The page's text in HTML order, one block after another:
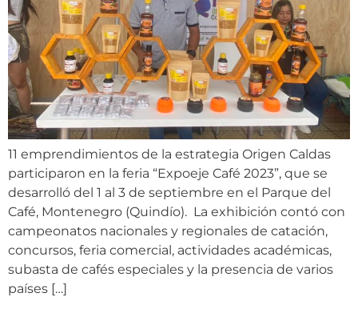
11 emprendimientos de la estrategia Origen Caldas
participaron en la feria “Expoeje Café 2023”, que se
desarrolló del 1 al 3 de septiembre en el Parque del
Café, Montenegro (Quindío). La exhibición contó con
campeonatos nacionales y regionales de catación,
concursos, feria comercial, actividades académicas,
subasta de cafés especiales y la presencia de varios
países […]